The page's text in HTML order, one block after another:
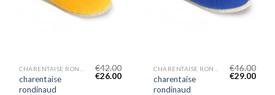
charentaise
rondinaud
€42.00
€26.00
charentaise
rondinaud
€46.00
€29.00